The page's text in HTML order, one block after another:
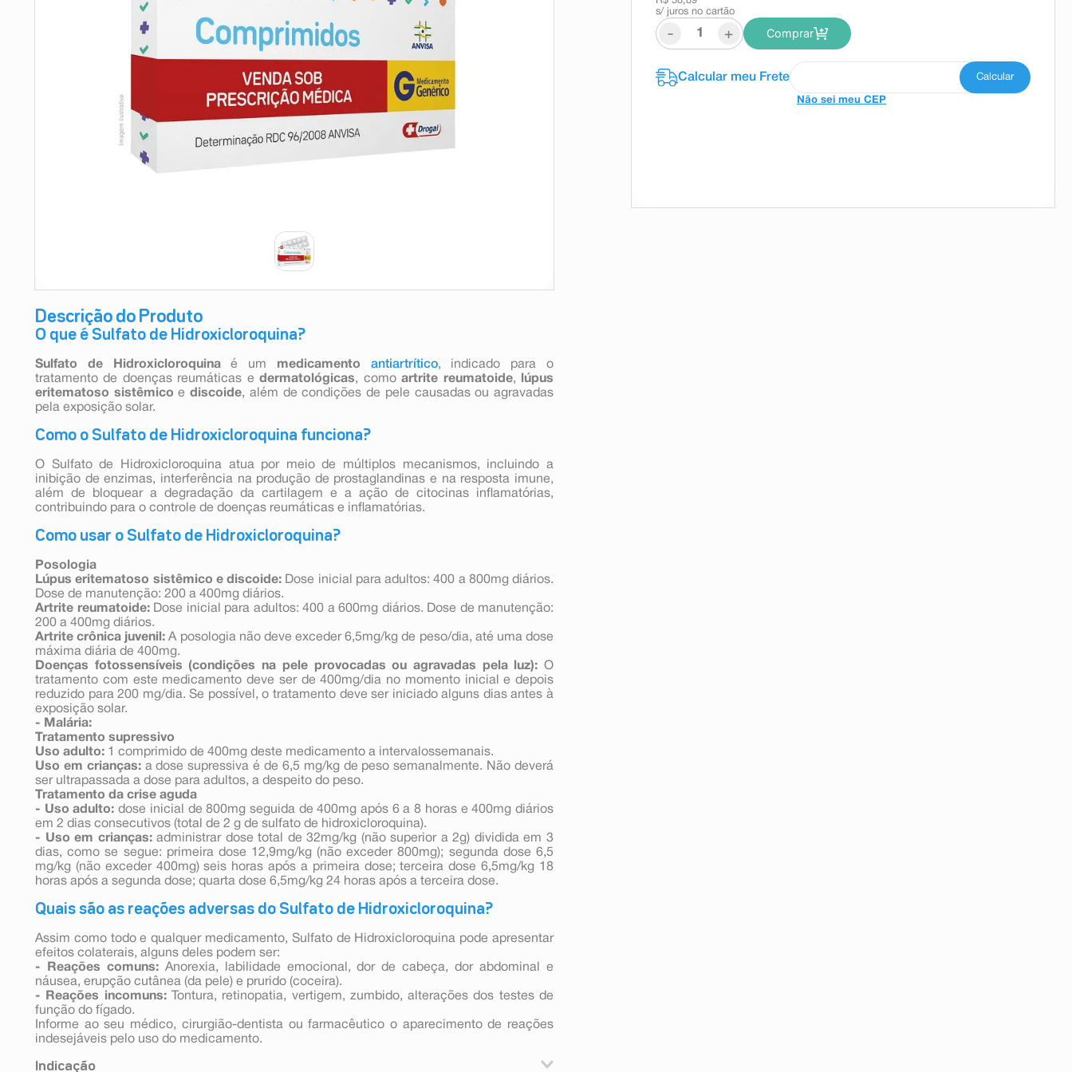
Descrição do Produto
O que é Sulfato de Hidroxicloroquina?
Sulfato de Hidroxicloroquinaé um medicamento antiartrítico, indicado para o
tratamento de doenças reumáticas edermatológicas, comoartrite reumatoide,
lúpus
eritematoso sistêmico ediscoide, além de condições de pele causadas ou agravadas
pela exposição solar.
Como o Sulfato de Hidroxicloroquina funciona?
O Sulfato de Hidroxicloroquina atua por meio de múltiplos mecanismos, incluindo a
inibição de enzimas, interferência na produção de prostaglandinas e na resposta imune,
além de bloquear a degradação da cartilagem e a ação de citocinas inflamatórias,
contribuindo para o controle de doenças reumáticas e inflamatórias.
Como usar o Sulfato de Hidroxicloroquina?
Posologia
Lúpus eritematoso sistêmico e discoide: Dose inicial para adultos: 400 a 800mg diários.
Dose de manutenção: 200 a 400mg diários.
Artrite reumatoide:Dose inicial para adultos: 400 a 600mg diários. Dose de manutenção:
200 a 400mg diários.
Artrite crônica juvenil: A posologia não deve exceder 6,5mg/kg de peso/dia, até uma dose
máxima diária de 400mg.
Doenças fotossensíveis (condições na pele provocadas ou agravadas pela luz): O
tratamento com este medicamento deve ser de 400mg/dia no momento inicial e depois
reduzido para 200 mg/dia. Se possível, o tratamento deve ser iniciado alguns dias antes à
exposição solar.
- Malária:
Tratamento supressivo
Uso adulto: 1 comprimido de 400mg deste medicamento a intervalossemanais.
Uso em crianças:a dose supressiva é de 6,5 mg/kg de peso semanalmente. Não deverá
ser ultrapassada a dose para adultos, a despeito do peso.
Tratamento da crise aguda
- Uso adulto: dose inicial de 800mg seguida de 400mg após 6 a 8 horas e 400mg diários
em 2 dias consecutivos (total de 2 g de sulfato de hidroxicloroquina).
- Uso em crianças:administrar dose total de 32mg/kg (não superior a 2g) dividida em 3
dias, como se segue: primeira dose 12,9mg/kg (não exceder 800mg); segunda dose 6,5
mg/kg (não exceder 400mg) seis horas após a primeira dose; terceira dose 6,5mg/kg 18
horas após a segunda dose; quarta dose 6,5mg/kg 24 horas após a terceira dose.
Quais são as reações adversas do Sulfato de Hidroxicloroquina?
Assim como todo e qualquer medicamento, Sulfato de Hidroxicloroquina pode apresentar
efeitos colaterais, alguns deles podem ser:
- Reações comuns:Anorexia, labilidade emocional, dor de cabeça, dor abdominal e
náusea, erupção cutânea (da pele) e prurido (coceira).
- Reações incomuns:Tontura, retinopatia, vertigem, zumbido, alterações dos testes de
função do fígado.
Informe ao seu médico, cirurgião-dentista ou farmacêutico o aparecimento de reações
indesejáveis pelo uso do medicamento.
Indicação
s/ juros no cartão
- + Comprar
Não sei meu CEP
10ºshampoo